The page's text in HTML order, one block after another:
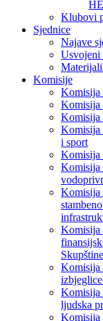
Klubovi
Sjednice
Najave
Usvojeni
Materijali
Komisije
Komisija
Komisija
Komisija
Komisija
i sport
Komisija
Komisija
Komisija
Komisija
Skupštine
Komisija
Komisija
ljudska
Komisija